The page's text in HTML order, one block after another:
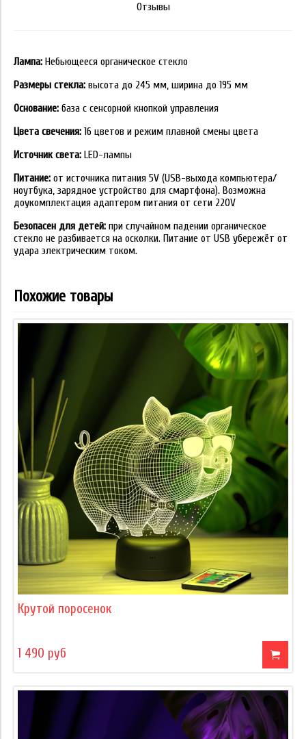
Отзывы
Лампа: Небьющееся органическое стекло
Размеры стекла: высота до 245 мм, ширина до 195 мм
Основание: база с сенсорной кнопкой управления
Цвета свечения: 16 цветов и режим плавной смены цвета
Источник света: LED-лампы
Питание: от источника питания 5V (USB-выхода компьютера/
ноутбука, зарядное устройство для смартфона). Возможна
доукомплектация адаптером питания от сети 220V
Безопасен для детей: при случайном падении органическое
стекло не разбивается на осколки. Питание от USB убережёт от
удара электрическим током.
Похожие товары
Крутой поросенок
1 490 руб